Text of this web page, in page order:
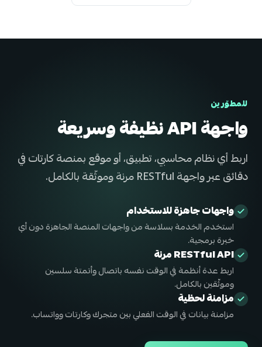
للمطوّرين
واجهة API نظيفة وسريعة
اربط أي نظام محاسبي، تطبيق، أو موقع بمنصة كارتات في
دقائق عبر واجهة RESTful مرنة وموثّقة بالكامل.
واجهات جاهزة للاستخدام
استخدم الخدمة بسلاسة من واجهات المنصة الجاهزة دون أي
خبرة برمجية.
RESTful API مرنة
اربط عدة أنظمة في الوقت نفسه باتصال وأتمتة سلسين
وموثّقين بالكامل.
مزامنة لحظية
مزامنة بيانات في الوقت الفعلي بين متجرك وكارتات وواتساب.